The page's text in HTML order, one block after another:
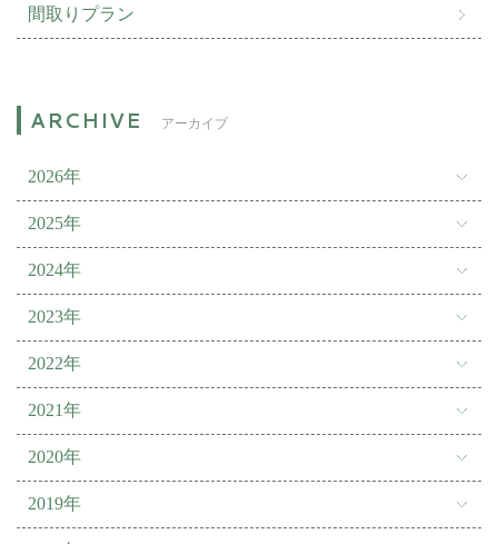
間取りプラン
アーカイブ
2026年
2025年
2024年
2023年
2022年
2021年
2020年
2019年